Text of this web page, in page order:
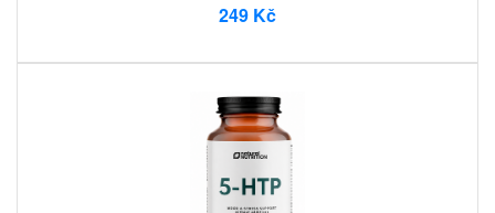
249 Kč